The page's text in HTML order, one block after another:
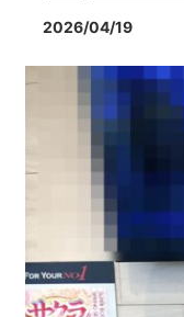
2026/04/19